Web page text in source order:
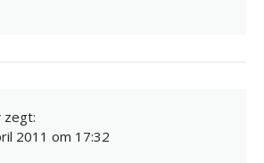
zegt:
2011 om 17:32